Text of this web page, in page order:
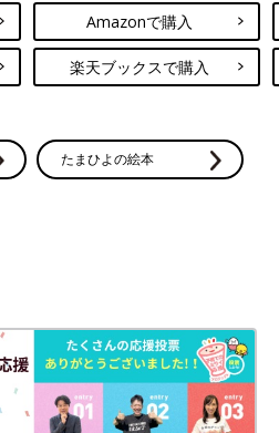
Amazonで購入
楽天ブックスで購入
たまひよの絵本